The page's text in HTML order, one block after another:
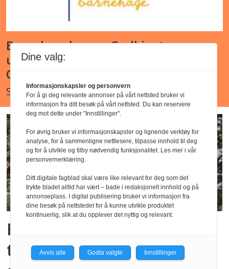
Barnehagelærer - Godkjent
utdanning - Ljan kirkes barnehage,
Oslo
Søknadsfrist : snarest
Foreslår endringer i
tilskuddsordninger for
Dine valg:
Informasjonskapsler og personvern
For å gi deg relevante annonser på vårt nettsted bruker vi
informasjon fra ditt besøk på vårt nettsted. Du kan reservere
deg mot dette under "Innstillinger".
For øvrig bruker vi informasjonskapsler og lignende verktøy for
analyse, for å sammenligne nettlesere, tilpasse innhold til deg
og for å utvikle og tilby nødvendig funksjonalitet. Les mer i vår
personvernerklæring.
Ditt digitale fagblad skal være like relevant for deg som det
trykte bladet alltid har vært – bade i redaksjonelt innhold og på
annonseplass. I digital publisering bruker vi informasjon fra
dine besøk på nettstedet for å kunne utvikle produktet
kontinuerlig, slik at du opplever det nyttig og relevant.
Avvis alle Godta valgte Innstillinger